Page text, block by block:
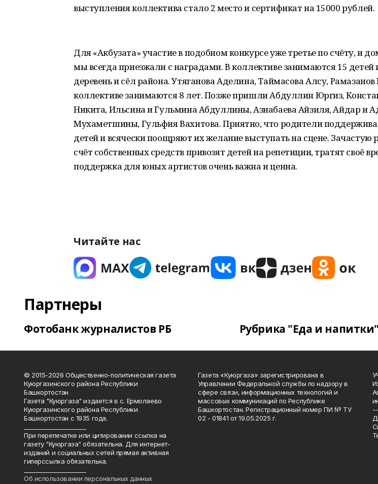
выступления коллектива стало 2 место и сертификат на 15000 рублей.
Для «Акбузата» участие в подобном конкурсе уже третье по счёту, и
мы всегда приезжали с наградами. В коллективе занимаются 15 детей
деревень и сёл района. Утяганова Аделина, Таймасова Алсу,
коллективе занимаются 8 лет. Позже пришли Абдуллин Юргиз,
Никита, Ильсина и Гульмина Абдуллины, Азнабаева Айзиля, Айдар и
Мухаметшины, Гульфия Вахитова. Приятно, что родители
детей и всячески поощряют их желание выступать на сцене. Зачастую
счёт собственных средств привозят детей на репетиции, тратят своё
поддержка для юных артистов очень важна и ценна.
Читайте нас
Партнеры
Фотобанк журналистов РБ Рубрика "Еда и напитки"
© 2015-2026 Общественно-политическая газета
Куюргазинского района Республики
Башкортостан
Газета "Куюргаза" издается в с. Ермолаево
Куюргазинского района Республики
Башкортостан с 1935 года.
При перепечатке или цитировании ссылка на
газету "Куюргаза" обязательна. Для интернет-
изданий и социальных сетей прямая активная
гиперссылка обязательна.
Об использовании персональных данных
Газета «Куюргаза» зарегистрирована в
Управлении Федеральной службы по надзору в
сфере связи, информационных технологий и
массовых коммуникаций по Республике
Башкортостан. Регистрационный номер ПИ № ТУ
02 - 01841 от 19.05.2025 г.